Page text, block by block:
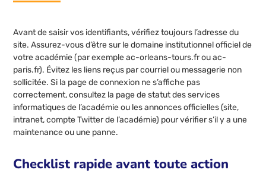
Avant de saisir vos identifiants, vérifiez toujours l’adresse du
site. Assurez-vous d’être sur le domaine institutionnel officiel de
votre académie (par exemple ac-orleans-tours.fr ou ac-
paris.fr). Évitez les liens reçus par courriel ou messagerie non
sollicitée. Si la page de connexion ne s’affiche pas
correctement, consultez la page de statut des services
informatiques de l’académie ou les annonces officielles (site,
intranet, compte Twitter de l’académie) pour vérifier s’il y a une
maintenance ou une panne.
Checklist rapide avant toute action